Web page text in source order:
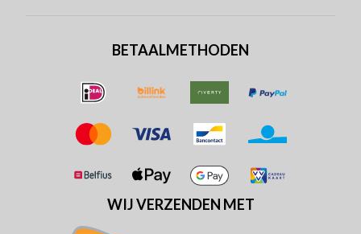
BETAALMETHODEN
WIJ VERZENDEN MET